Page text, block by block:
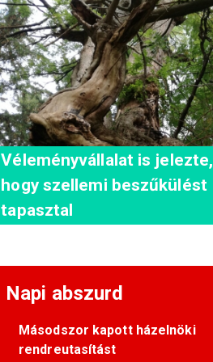
Véleményvállalat is jelezte,
hogy szellemi beszűkülést
tapasztal
Napi abszurd
Másodszor kapott házelnöki
rendreutasítást